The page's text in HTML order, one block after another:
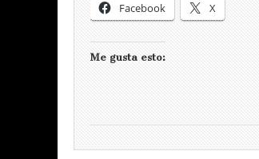
Facebook X
Me gusta esto: